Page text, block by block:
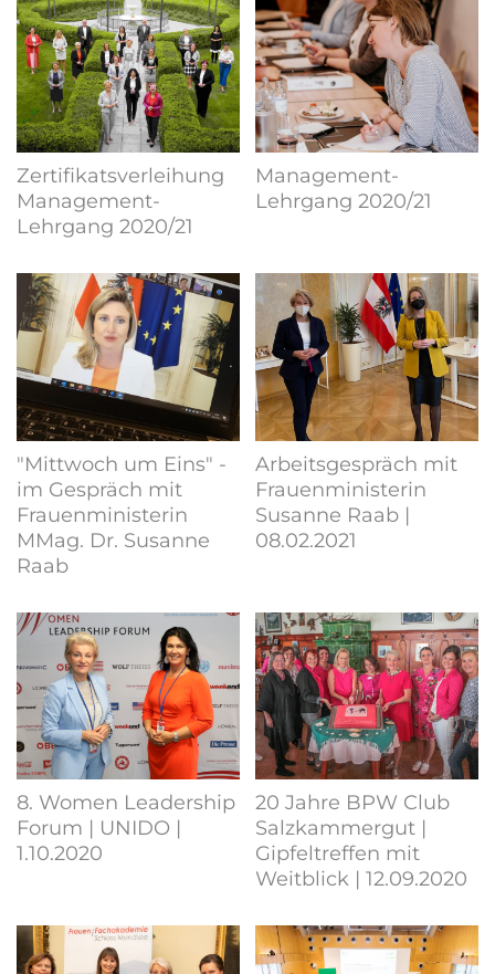
Zertifikatsverleihung
Management-
Lehrgang 2020/21
Management-
Lehrgang 2020/21
"Mittwoch um Eins" -
im Gespräch mit
Frauenministerin
MMag. Dr. Susanne
Raab
Arbeitsgespräch mit
Frauenministerin
Susanne Raab |
08.02.2021
8. Women Leadership
Forum | UNIDO |
1.10.2020
20 Jahre BPW Club
Salzkammergut |
Gipfeltreffen mit
Weitblick | 12.09.2020